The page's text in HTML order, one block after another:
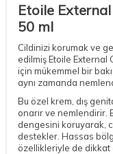
Etoile
50 ml
Cildinizi korumak ve
edilmiş Etoile External
için mükemmel bir
aynı zamanda
Bu özel krem, dış
onarır ve nemlendirir.
dengesini koruyarak,
destekler. Hassas
özellikleriyle de dikkat